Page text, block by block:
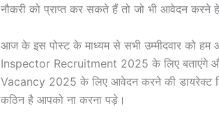
नौकरी को प्राप्त कर सकते हैं तो जो भी आवेदन करने
आज के इस पोस्ट के माध्यम से सभी उम्मीदवार को
Inspector Recruitment 2025 के लिए बताएंगे
Vacancy 2025 के लिए आवेदन करने की डायरेक्ट
कठिन है आपको ना करना पड़े।